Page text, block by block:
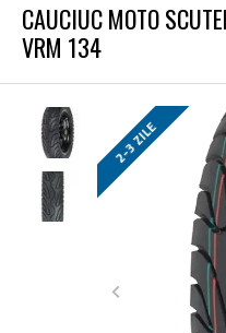
CAUCIUC MOTO
VRM 134
2-3 ZILE